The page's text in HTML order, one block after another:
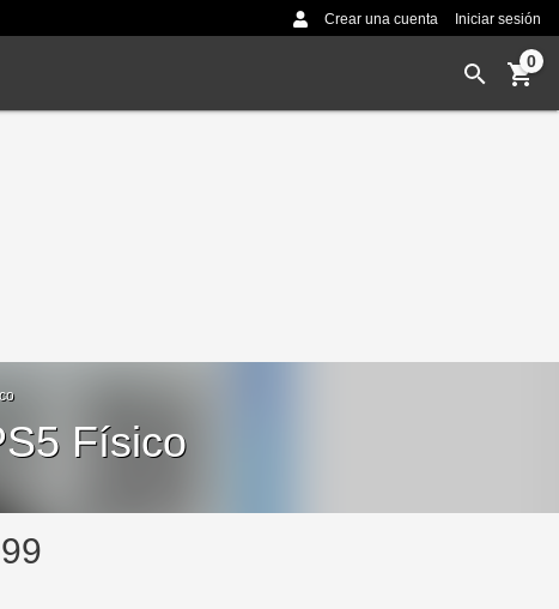
Crear una cuenta Iniciar sesión
0
Físico